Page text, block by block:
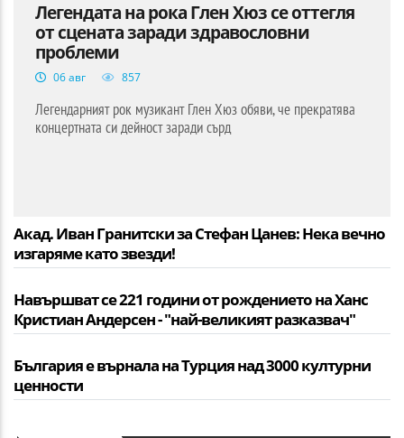
Легендата на рока Глен Хюз се оттегля
от сцената заради здравословни
проблеми
06 авг 857
Легендарният рок музикант Глен Хюз обяви, че прекратява
концертната си дейност заради сърд
Акад. Иван Гранитски за Стефан Цанев: Нека вечно
изгаряме като звезди!
Навършват се 221 години от рождението на Ханс
Кристиан Андерсен - "най-великият разказвач"
България е върнала на Турция над 3000 културни
ценности